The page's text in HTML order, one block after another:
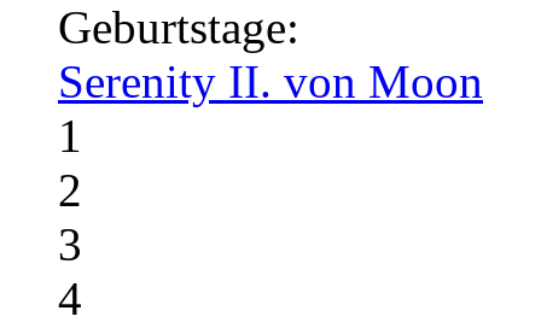
Geburtstage:
Serenity II. von Moon
1
2
3
4